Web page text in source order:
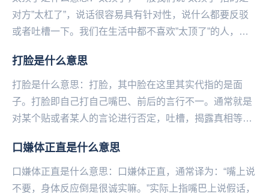
对方”太杠了”，说话很容易具有针对性，说什么都要反驳
或者吐槽一下。我们在生活中都不喜欢”太顶了”的人，因
打脸是什么意思
打脸是什么意思：打脸，其中脸在这里其实代指的是面
子。打脸即自己打自己嘴巴、前后的言行不一。通常就是
对某个贴或者某人的言论进行否定，吐槽，揭露真相等
己先...
口嫌体正直是什么意思
口嫌体正直是什么意思：口嫌体正直，通常译为：“嘴上说
不要，身体反应倒是很诚实嘛。”实际上指嘴巴上说假话，